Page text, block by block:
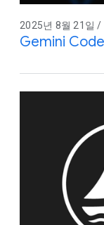
2025년 8월 21일 /
Gemini